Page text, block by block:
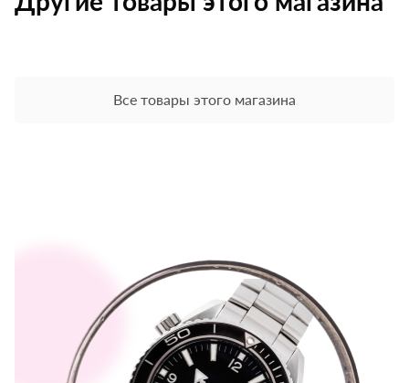
Все товары этого магазина